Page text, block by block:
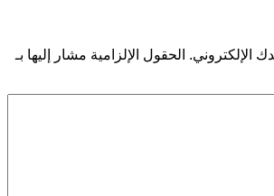
الإلكتروني. الحقول الإلزامية مشار إليها بـ